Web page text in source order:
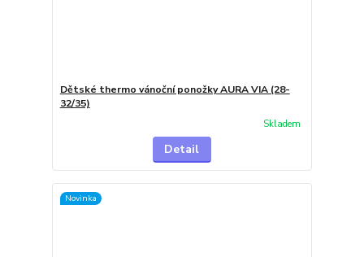
Dětské thermo vánoční ponožky AURA VIA (28-
32/35)
Skladem
Detail
Novinka